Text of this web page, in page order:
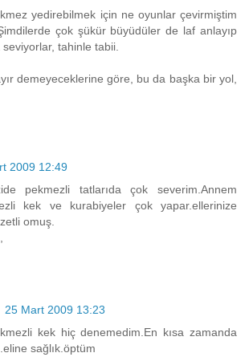
yedirebilmek için ne oyunlar çevirmiştim
çok şükür büyüdüler de laf anlayıp
tahinle tabii.
demeyeceklerine göre, bu da başka bir yol,
2009 12:49
pekmezli tatlarıda çok severim.Annem
kek ve kurabiyeler çok yapar.ellerinize
omuş.
25 Mart 2009 13:23
kek hiç denemedim.En kısa zamanda
sağlık.öptüm